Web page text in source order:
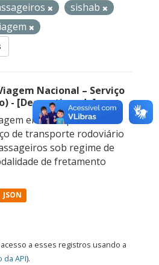
sishab
Nacional – Serviço
- [Descontinuado]
emitidas para a
de transporte rodoviário
sob regime de
de fretamento
JSON
a esses registros usando a
da API).